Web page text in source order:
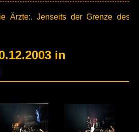
Ärzte:.Jenseits der Grenze des
in